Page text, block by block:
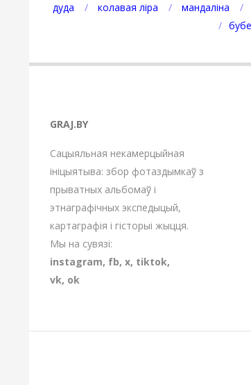
дуда колавая ліра мандаліна
GRAJ.BY
Сацыяльная некамерцыйная
ініцыятыва: збор фотаздымкаў з
прыватных альбомаў і
этнаграфічных экспедыцый,
картаграфія і гісторыі жыцця.
Мы на сувязі:
instagram, fb, х, tiktok,
vk, ok